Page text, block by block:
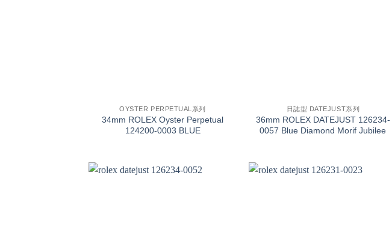
OYSTER PERPETUAL系列
34mm ROLEX Oyster Perpetual
124200-0003 BLUE
日誌型 DATEJUST系列
36mm ROLEX DATEJUST 126234-
0057 Blue Diamond Morif Jubilee